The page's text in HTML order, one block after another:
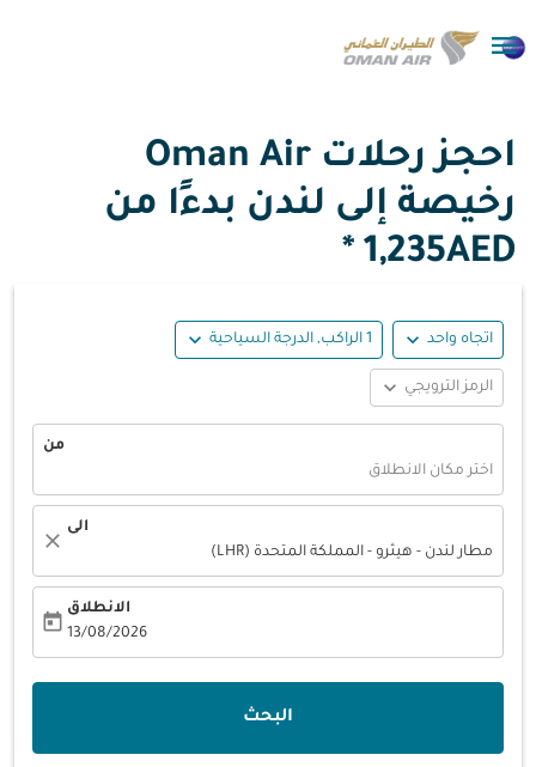

احجز رحلات Oman Air
رخيصة إلى لندن بدءًا من
1,235AED *
اتجاه واحد expand_more 1 الراكب, الدرجة السياحية expand_more
الرمز الترويجي expand_more
من
اختر مكان الانطلاق
الى
مطار لندن - هيثرو - المملكة المتحدة (LHR)
close
الانطلاق
13/08/2026
today
البحث